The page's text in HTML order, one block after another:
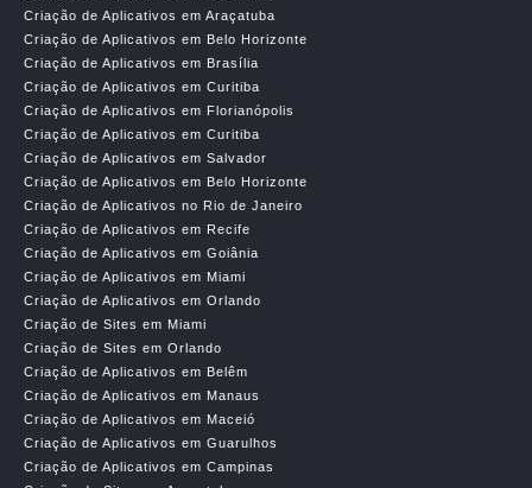
Criação de Aplicativos em Araçatuba
Criação de Aplicativos em Belo Horizonte
Criação de Aplicativos em Brasília
Criação de Aplicativos em Curitiba
Criação de Aplicativos em Florianópolis
Criação de Aplicativos em Curitiba
Criação de Aplicativos em Salvador
Criação de Aplicativos em Belo Horizonte
Criação de Aplicativos no Rio de Janeiro
Criação de Aplicativos em Recife
Criação de Aplicativos em Goiânia
Criação de Aplicativos em Miami
Criação de Aplicativos em Orlando
Criação de Sites em Miami
Criação de Sites em Orlando
Criação de Aplicativos em Belêm
Criação de Aplicativos em Manaus
Criação de Aplicativos em Maceió
Criação de Aplicativos em Guarulhos
Criação de Aplicativos em Campinas